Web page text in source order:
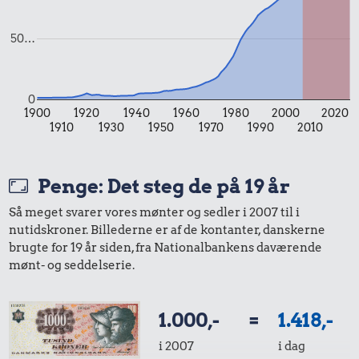
18 kr.
Rugbrød
68 kr.
1900
1910
1920
1930
1940
1950
1960
1970
1980
1990
2000
2010
2020
0
50…
Penge: Det steg de på 19 år
Så meget svarer vores mønter og sedler i 2007 til i
nutidskroner. Billederne er af de kontanter, danskerne
brugte for 19 år siden, fra Nationalbankens daværende
mønt- og seddelserie.
1.000,-
i 2007
= 1.418,-
i dag